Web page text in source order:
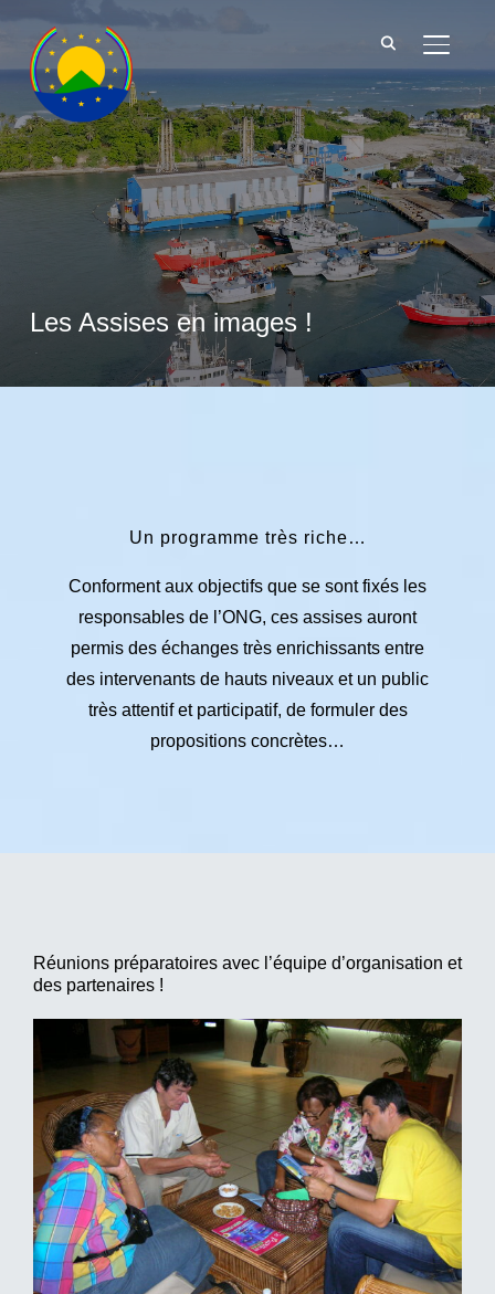
Les Assises en images !
Un programme très riche…
Conforment aux objectifs que se sont fixés les
responsables de l’ONG, ces assises auront
permis des échanges très enrichissants entre
des intervenants de hauts niveaux et un public
très attentif et participatif, de formuler des
propositions concrètes…
Réunions préparatoires avec l’équipe d’organisation et
des partenaires !